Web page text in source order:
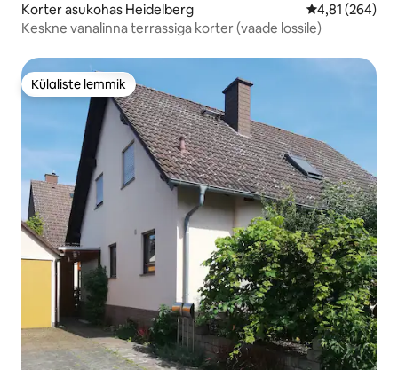
Korter asukohas Heidelberg Keskmine
4,81 (264)
Keskne vanalinna terrassiga korter (vaade lossile)
Külaliste lemmik
Külaliste lemmik